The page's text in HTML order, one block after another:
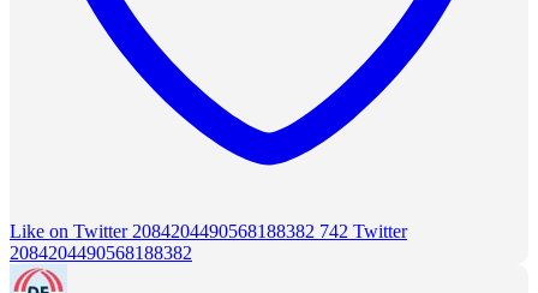
Like on Twitter 2084204490568188382 742 Twitter
2084204490568188382